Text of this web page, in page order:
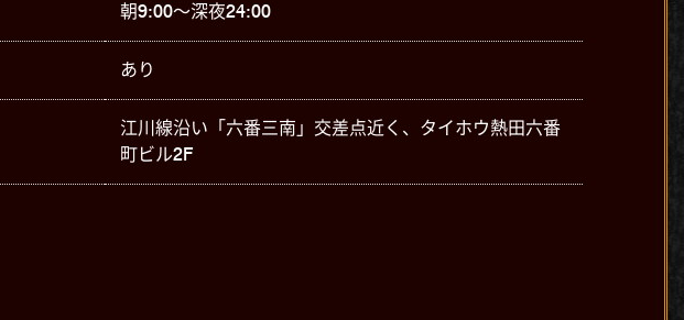
朝9:00～深夜24:00
あり
江川線沿い「六番三南」交差点近く、タイホウ熱田六番
町ビル2F